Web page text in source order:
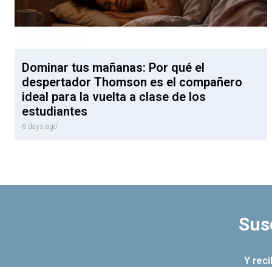
Dominar tus mañanas: Por qué el
despertador Thomson es el compañero
ideal para la vuelta a clase de los
estudiantes
6 days ago
Y